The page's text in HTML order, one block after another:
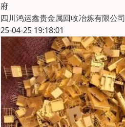
府
四川鸿运鑫贵金属回收冶炼有限公司
25-04-25 19:18:01